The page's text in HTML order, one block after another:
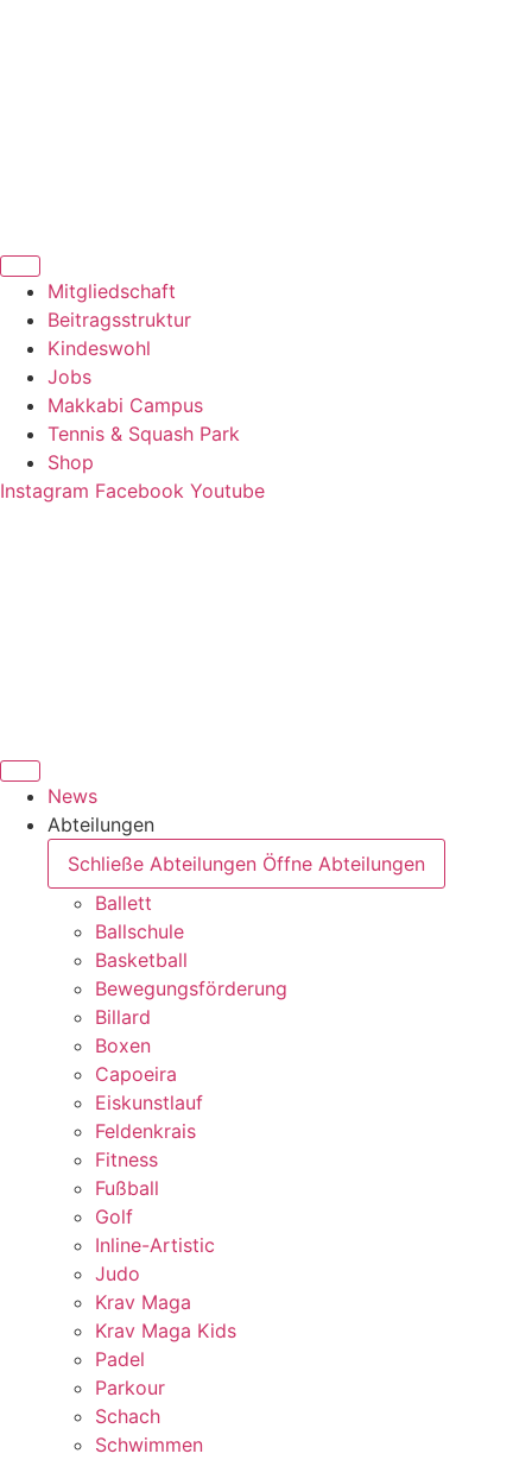
Mitgliedschaft
Beitragsstruktur
Kindeswohl
Jobs
Makkabi Campus
Tennis & Squash Park
Shop
Instagram Facebook Youtube
News
Abteilungen
Schließe Abteilungen Öffne Abteilungen
Ballett
Ballschule
Basketball
Bewegungsförderung
Billard
Boxen
Capoeira
Eiskunstlauf
Feldenkrais
Fitness
Fußball
Golf
Inline-Artistic
Judo
Krav Maga
Krav Maga Kids
Padel
Parkour
Schach
Schwimmen